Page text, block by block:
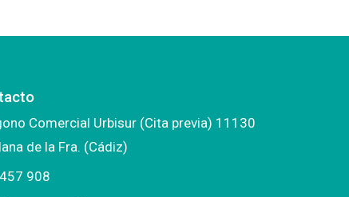
Comercial Urbisur (Cita previa) 11130
de la Fra. (Cádiz)
908